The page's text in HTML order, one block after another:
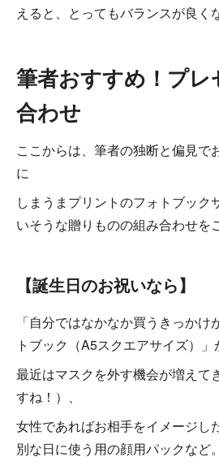
えると、とってもバランスが良く
筆者おすすめ！プ
合わせ
ここからは、筆者の独断と偏見で
に
しまうまプリントのフォトブック
いそうな贈りものの組み合わせを
【誕生日のお祝いなら】
「自分ではなかなか買うきっかけ
トブック（A5スクエアサイズ）」
最近はマスクを外す機会が増えて
すね！）、
女性であればお相手をイメージし
別な日に使う用の顔用パックなど。